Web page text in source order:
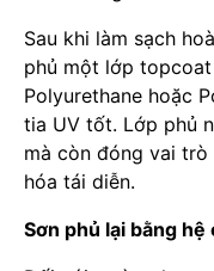
Sau khi làm sạch
phủ một lớp
Polyurethane hoặc
tia UV tốt. Lớp phủ
mà còn đóng vai trò
hóa tái diễn.
Sơn phủ lại bằng hệ